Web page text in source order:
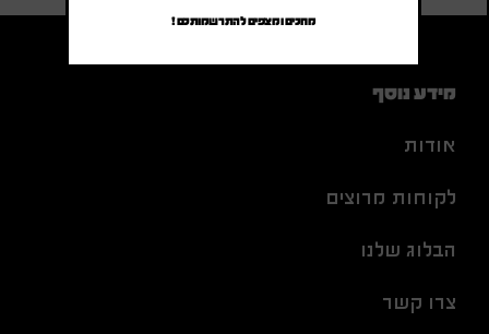
מידע נוסף
אודות
לקוחות מרוצים
הבלוג שלנו
צרו קשר
מחכים ומצפים להתרשמותכם !